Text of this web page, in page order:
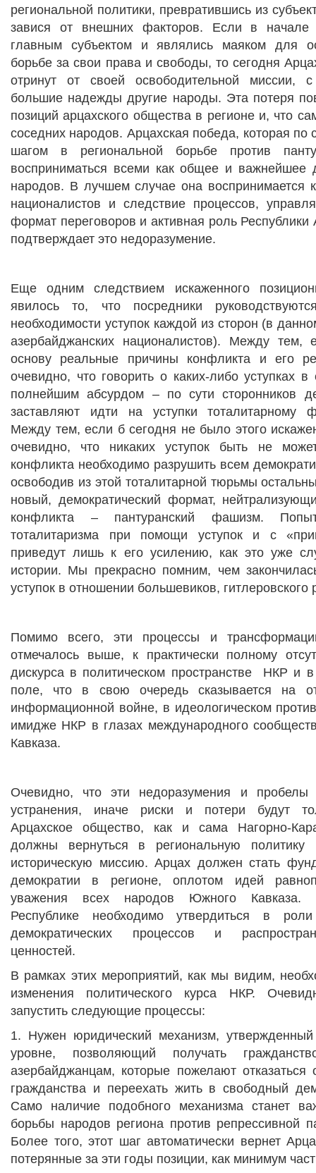
региональной политики, превратившись из
завися от внешних факторов. Если в
главным субъектом и являлись маяком для
борьбе за свои права и свободы, то сегодня
отринут от своей освободительной миссии,
большие надежды другие народы. Эта потеря
позиций арцахского общества в регионе и, что
соседних народов. Арцахская победа, которая по
шагом в региональной борьбе против
восприниматься всеми как общее и важнейшее
народов. В лучшем случае она воспринимается
националистов и следствие процессов,
формат переговоров и активная роль Республики
подтверждает это недоразумение.
Еще одним следствием искаженного
явилось то, что посредники
необходимости уступок каждой из сторон (в
азербайджанских националистов). Между
основу реальные причины конфликта и его
очевидно, что говорить о каких-либо уступках в
полнейшим абсурдом – по сути сторонников
заставляют идти на уступки тоталитарному
Между тем, если б сегодня не было этого
очевидно, что никаких уступок быть не
конфликта необходимо разрушить всем
освободив из этой тоталитарной тюрьмы
новый, демократический формат,
конфликта – пантуранский фашизм.
тоталитаризма при помощи уступок и с
приведут лишь к его усилению, как это уже
истории. Мы прекрасно помним, чем
уступок в отношении большевиков, гитлеровского
Помимо всего, эти процессы и
отмечалось выше, к практически полному
дискурса в политическом пространстве
НКР и в
поле, что в свою очередь сказывается на
информационной войне, в идеологическом
имидже НКР в глазах международного
Кавказа.
Очевидно, что эти недоразумения и пробелы
устранения, иначе риски и потери будут
Арцахское общество, как и сама Нагорно-
должны вернуться в региональную
историческую миссию. Арцах должен стать
демократии в регионе, оплотом идей
уважения всех народов Южного Кавказа.
Республике необходимо утвердиться в
демократических процессов и
ценностей.
В рамках этих мероприятий, как мы видим,
изменения политического курса НКР.
запустить следующие процессы:
1. Нужен юридический механизм, утвержденный
уровне, позволяющий получать
азербайджанцам, которые пожелают отказаться
гражданства и переехать жить в свободный
Само наличие подобного механизма станет
борьбы народов региона против репрессивной
Более того, этот шаг автоматически вернет
потерянные за эти годы позиции, как минимум